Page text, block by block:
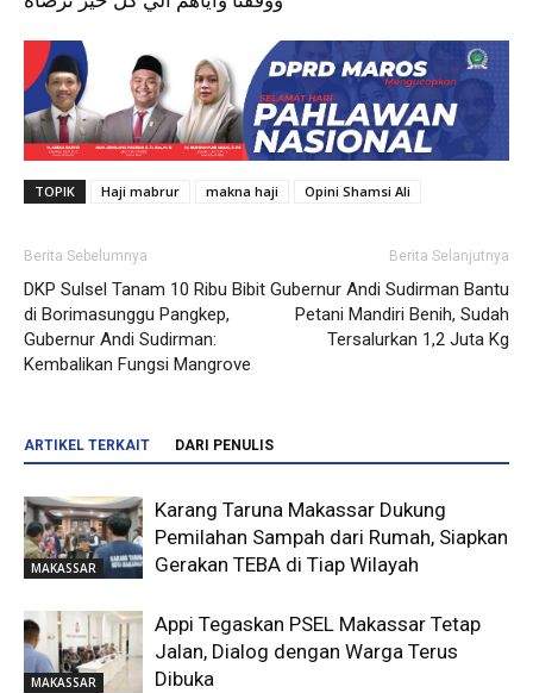
TOPIK Haji mabrur makna haji Opini Shamsi Ali
Berita Sebelumnya
DKP Sulsel Tanam 10 Ribu Bibit
di Borimasunggu Pangkep,
Gubernur Andi Sudirman:
Kembalikan Fungsi Mangrove
Berita Selanjutnya
Gubernur Andi Sudirman Bantu
Petani Mandiri Benih, Sudah
Tersalurkan 1,2 Juta Kg
ARTIKEL TERKAIT DARI PENULIS
MAKASSAR
Karang Taruna Makassar Dukung
Pemilahan Sampah dari Rumah, Siapkan
Gerakan TEBA di Tiap Wilayah
MAKASSAR
Appi Tegaskan PSEL Makassar Tetap
Jalan, Dialog dengan Warga Terus
Dibuka